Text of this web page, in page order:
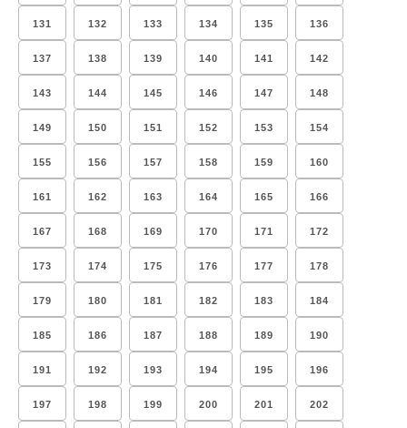
131 132 133 134 135 136
137 138 139 140 141 142
143 144 145 146 147 148
149 150 151 152 153 154
155 156 157 158 159 160
161 162 163 164 165 166
167 168 169 170 171 172
173 174 175 176 177 178
179 180 181 182 183 184
185 186 187 188 189 190
191 192 193 194 195 196
197 198 199 200 201 202